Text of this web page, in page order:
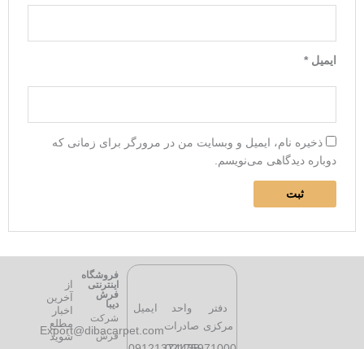
ایمیل*
ذخیره نام، ایمیل و وبسایت من در مرورگر برای زمانی که
دوباره دیدگاهی می‌نویسم.
دفتر
مرکزی
واحد
صادرات
ایمیل
Export@dibacarpet.com
فروشگاه
اینترنتی
فرش
دیبا
شرکت
فرش
آخرین
اخبار
مطلع
شوید